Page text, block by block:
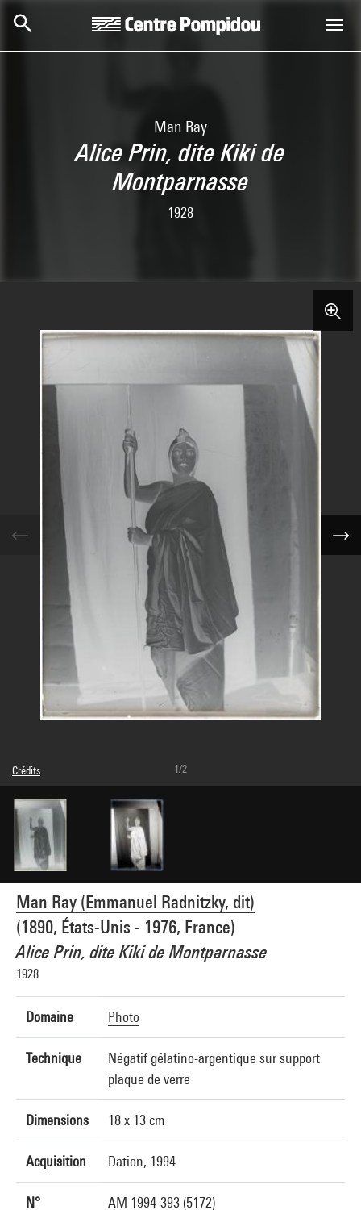
Man Ray
Alice Prin, dite Kiki de
Montparnasse
1928
Man Ray (Emmanuel Radnitzky, dit)
(1890, États-Unis - 1976, France)
Alice Prin, dite Kiki de Montparnasse
1928
Domaine Photo
Technique
Négatif gélatino-argentique sur support
plaque de verre
Dimensions 18 x 13 cm
Acquisition Dation, 1994
N°
AM 1994-393 (5172)
Crédits
© Man Ray Trust / Adagp, Paris
Réf. image : 4G05172
1/2